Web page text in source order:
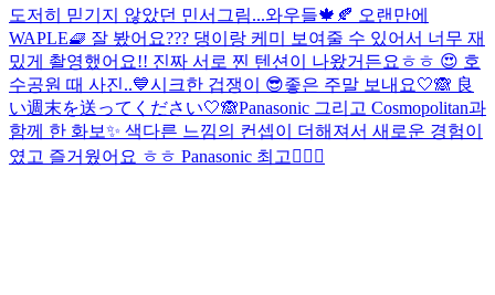
도저히 믿기지 않았던 민서그림...와우들🍁🍂 오랜만에
WAPLE🧇 잘 봤어요??? 댕이랑 케미 보여줄 수 있어서 너무 재
밌게 촬영했어요!! 진짜 서로 찐 텐션이 나왔거든요ㅎㅎ 😍 호
수공원 때 사진..💙시크한 겁쟁이 😎좋은 주말 보내요🤍🙈 良
い週末を送ってください🤍🙈Panasonic 그리고 Cosmopolitan과
함께 한 화보✨ 색다른 느낌의 컨셉이 더해져서 새로운 경험이
였고 즐거웠어요 ㅎㅎ Panasonic 최고👍🏻💓